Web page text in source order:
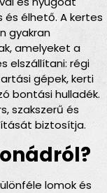
élhető. A kertes
gyakran
amelyeket a
elszállítani: régi
gépek, kerti
bontási hulladék.
szakszerű és
biztosítja.
lomok és